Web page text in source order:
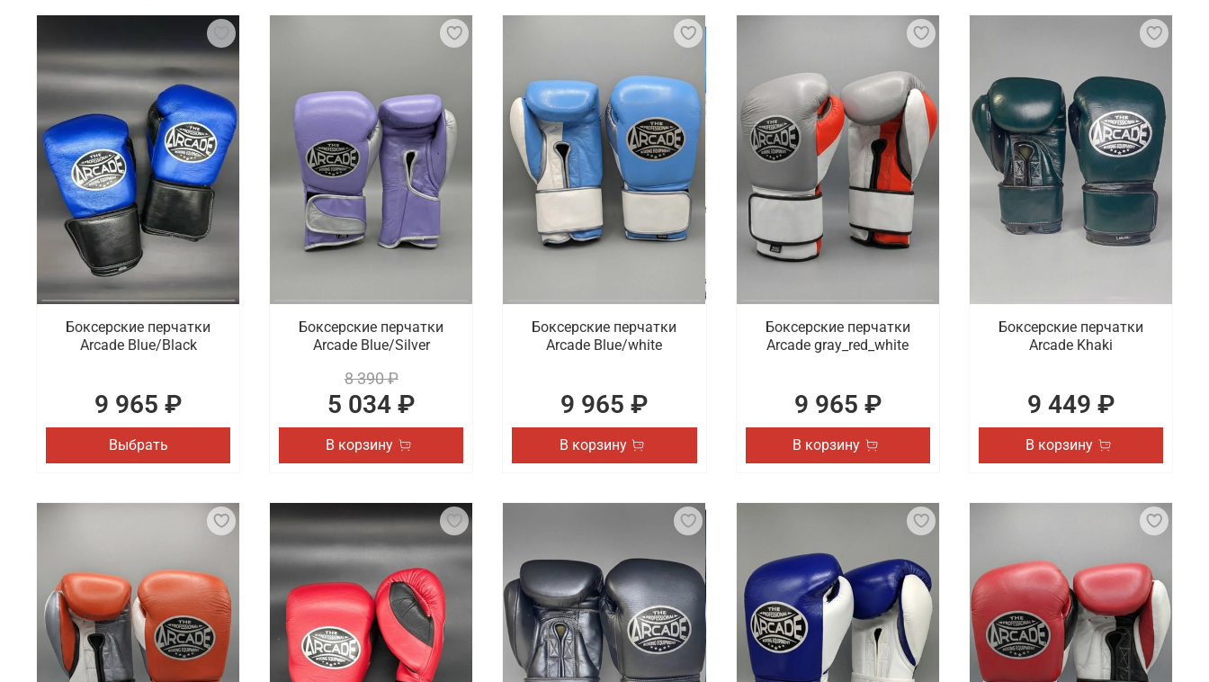
Боксерские перчатки
Arcade Blue/Black
9 965 ₽
Выбрать
Боксерские перчатки
Arcade Blue/Silver
8 390 ₽
5 034 ₽
В корзину
Боксерские перчатки
Arcade Blue/white
9 965 ₽
В корзину
Боксерские перчатки
Arcade gray_red_white
9 965 ₽
В корзину
Боксерские перчатки
Arcade Khaki
9 449 ₽
В корзину